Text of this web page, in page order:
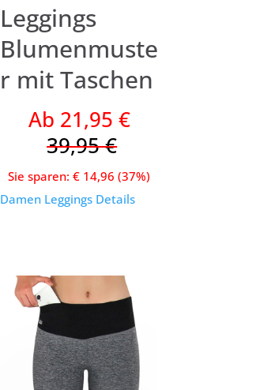
Leggings
Blumenmuste
r mit Taschen
Ab 21,95 €
39,95 €
Sie sparen: € 14,96 (37%)
Damen Leggings Details